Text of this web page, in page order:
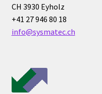
Extraktion
Feuchte-Messung und -
CH 3930 Eyholz
+41 27 946 80 18
info@sysmatec.ch